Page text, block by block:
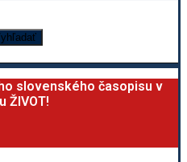
slovenského časopisu v
ŽIVOT!